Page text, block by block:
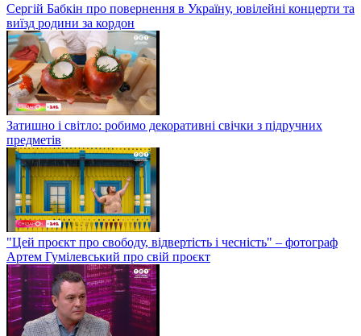
Сергій Бабкін про повернення в Україну, ювілейні концерти та
виїзд родини за кордон
Затишно і світло: робимо декоративні свічки з підручних
предметів
"Цей проєкт про свободу, відвертість і чесність" – фотограф
Артем Гумілевський про свій проєкт